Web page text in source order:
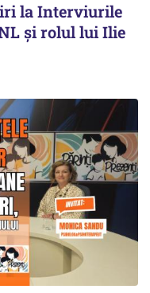
la Interviurile
și rolul lui Ilie